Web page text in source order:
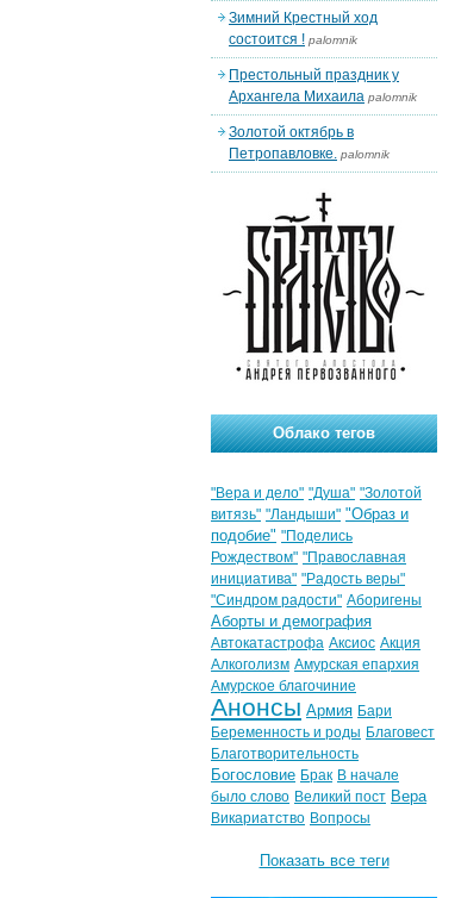
Зимний Крестный ход
состоится ! palomnik
Престольный праздник у
Архангела Михаила palomnik
Золотой октябрь в
Петропавловке. palomnik
Облако тегов
"Вера и дело" "Душа" "Золотой
витязь" "Ландыши" "Образ и
подобие" "Поделись
Рождеством" "Православная
инициатива" "Радость веры"
"Синдром радости" Аборигены
Аборты и демография
Автокатастрофа Аксиос Акция
Алкоголизм Амурская епархия
Амурское благочиние
Анонсы Армия Бари
Беременность и роды Благовест
Благотворительность
Богословие Брак В начале
было слово Великий пост Вера
Викариатство Вопросы
Показать все теги